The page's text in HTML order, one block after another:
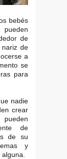
bebés
de
nariz de
a
se
para
nadie
crear
de
de su
y